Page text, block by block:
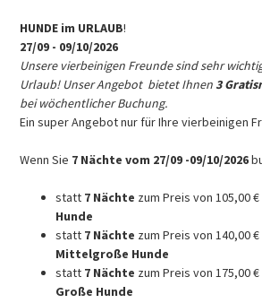
HUNDE im URLAUB!
27/09 - 09/10/2026
Unsere vierbeinigen Freunde sind sehr
Urlaub! Unser Angebot bietet Ihnen3
bei wöchentlicher Buchung.
Ein super Angebot nur für Ihre vierbeinigen
Wenn Sie 7 Nächte vom 27/09 -09/10/2026
statt 7 Nächte zum Preis von 105,00 €
Hunde
statt 7 Nächte zum Preis von 140,00 €
Mittelgroße Hunde
statt 7 Nächte zum Preis von 175,00 €
Große Hunde